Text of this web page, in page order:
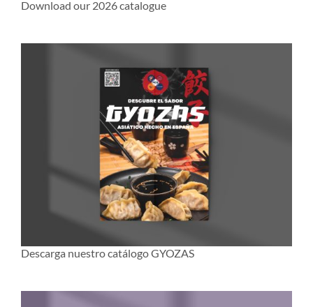
Download our 2026 catalogue
Descarga nuestro catálogo GYOZAS